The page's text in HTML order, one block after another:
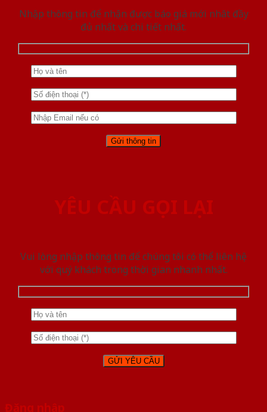
Nhập thông tin để nhận được báo giá mới nhât đầy
đủ nhất và chi tiết nhất.
YÊU CẦU GỌI LẠI
Vui lòng nhập thông tin để chúng tôi có thể liên hệ
với quý khách trong thời gian nhanh nhất.
Đăng nhập